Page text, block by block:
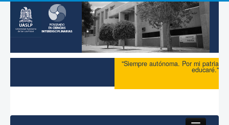
"Siempre autónoma. Por mi patria
educaré."